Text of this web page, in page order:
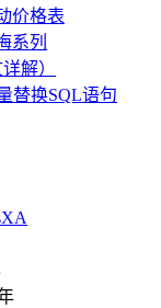
价格表
系列
解）
替换SQL语句